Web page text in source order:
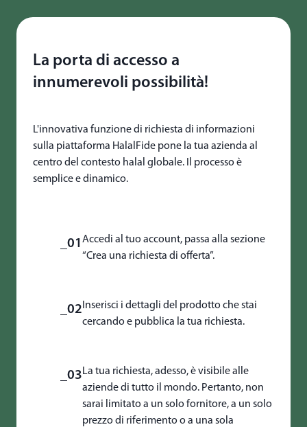
La porta di accesso a
innumerevoli possibilità!
L'innovativa funzione di richiesta di informazioni
sulla piattaforma HalalFide pone la tua azienda al
centro del contesto halal globale. Il processo è
semplice e dinamico.
_01 Accedi al tuo account, passa alla sezione
“Crea una richiesta di offerta”.
_02 Inserisci i dettagli del prodotto che stai
cercando e pubblica la tua richiesta.
_03La tua richiesta, adesso, è visibile alle
aziende di tutto il mondo. Pertanto, non
sarai limitato a un solo fornitore, a un solo
prezzo di riferimento o a una sola